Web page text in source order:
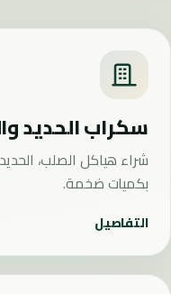
سكراب الحديد
بكميات ضخمة.
التفاصيل